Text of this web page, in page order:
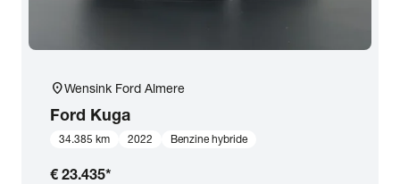
location_onWensink Ford Almere
Ford Kuga
34.385 km 2022 Benzine hybride
€ 23.435*